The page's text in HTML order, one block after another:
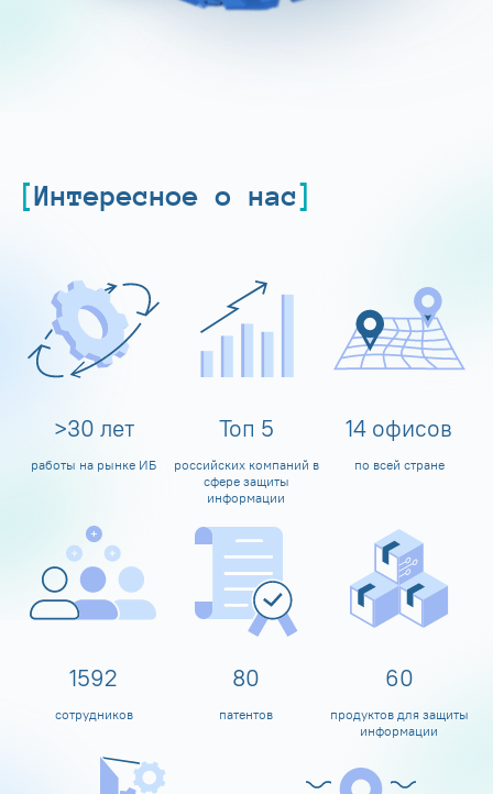
Интересное о нас
>30 лет
работы на рынке ИБ
Топ 5
российских компаний в
сфере защиты
информации
14 офисов
по всей стране
1600
сотрудников
80
патентов
60
продуктов для защиты
информации